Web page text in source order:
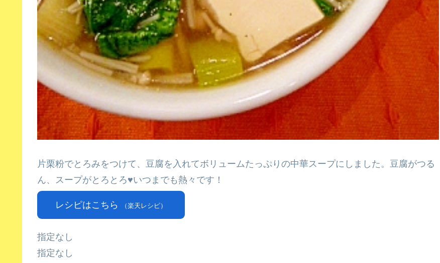
片栗粉でとろみをつけて、豆腐を入れてボリュームたっぷりの中華スープにしました。豆腐がつる
ん、スープがとろとろ♥いつまでも熱々です！
レシピはこちら （楽天レシピ）
指定なし
指定なし